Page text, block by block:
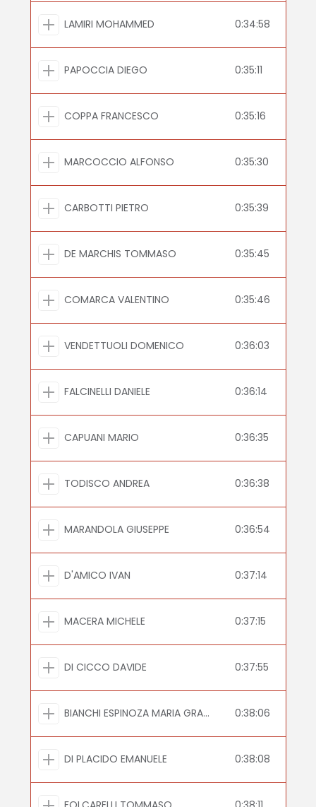
LAMIRI MOHAMMED 0:34:58
PAPOCCIA DIEGO 0:35:11
COPPA FRANCESCO 0:35:16
MARCOCCIO ALFONSO 0:35:30
CARBOTTI PIETRO 0:35:39
DE MARCHIS TOMMASO 0:35:45
COMARCA VALENTINO 0:35:46
VENDETTUOLI DOMENICO 0:36:03
FALCINELLI DANIELE 0:36:14
CAPUANI MARIO 0:36:35
TODISCO ANDREA 0:36:38
MARANDOLA GIUSEPPE 0:36:54
D'AMICO IVAN 0:37:14
MACERA MICHELE 0:37:15
DI CICCO DAVIDE 0:37:55
BIANCHI ESPINOZA MARIA GRAZZIA 0:38:06
DI PLACIDO EMANUELE 0:38:08